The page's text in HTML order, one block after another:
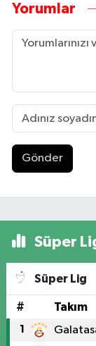
Yorumlar
Gönder
Süper
Süper Lig
# Takım
1